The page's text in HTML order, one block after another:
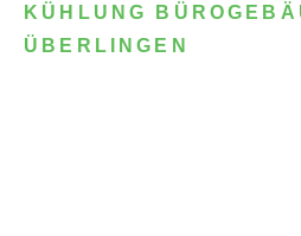
KÜHLUNG
ÜBERLINGEN